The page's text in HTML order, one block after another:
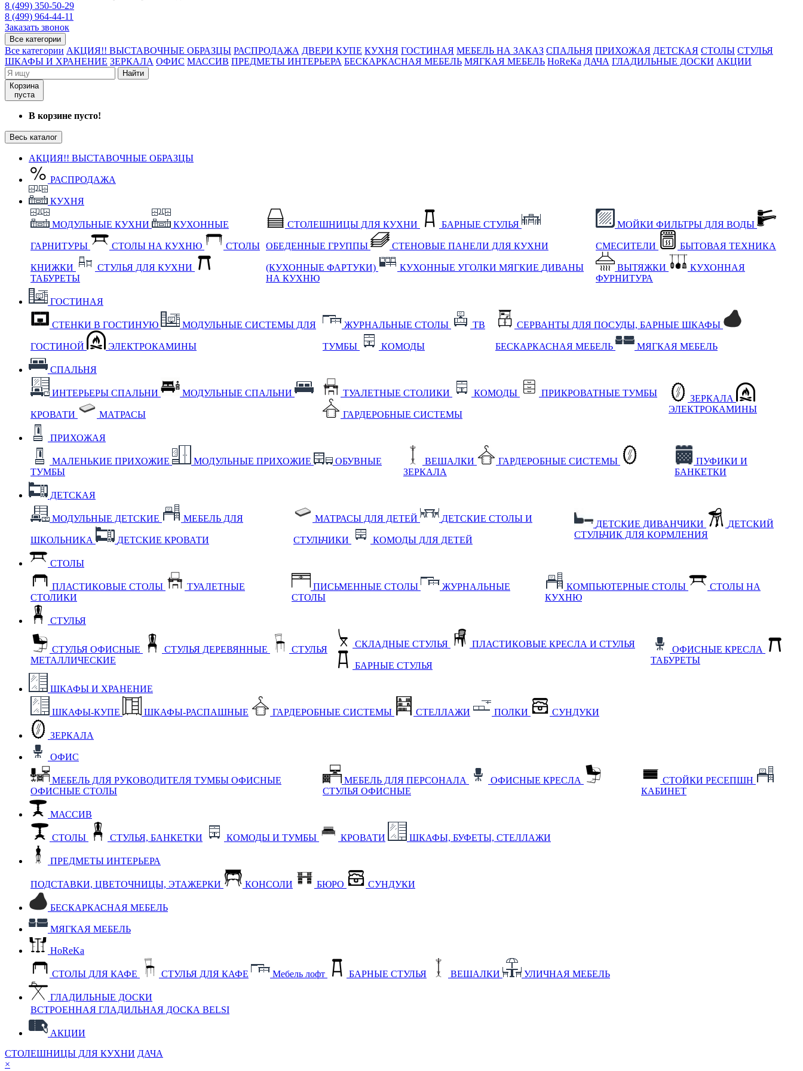
8 (499) 350-50-29
8 (499) 964-44-11
Заказать звонок
Все категории
Все категории АКЦИЯ!! ВЫСТАВОЧНЫЕ ОБРАЗЦЫ РАСПРОДАЖА ДВЕРИ КУПЕ КУХНЯ ГОСТИНАЯ МЕБЕЛЬ НА ЗАКАЗ СПАЛЬНЯ ПРИХОЖАЯ ДЕТСКАЯ СТОЛЫ СТУЛЬЯ
ШКАФЫ И ХРАНЕНИЕ ЗЕРКАЛА ОФИС МАССИВ ПРЕДМЕТЫ ИНТЕРЬЕРА БЕСКАРКАСНАЯ МЕБЕЛЬ МЯГКАЯ МЕБЕЛЬ HoReKa ДАЧА ГЛАДИЛЬНЫЕ ДОСКИ АКЦИИ
Найти
Корзина
пуста
В корзине пусто!
Весь каталог
АКЦИЯ!! ВЫСТАВОЧНЫЕ ОБРАЗЦЫ
РАСПРОДАЖА
КУХНЯ
МОДУЛЬНЫЕ КУХНИ КУХОННЫЕ
ГАРНИТУРЫ СТОЛЫ НА КУХНЮ СТОЛЫ
КНИЖКИ
СТУЛЬЯ ДЛЯ КУХНИ
ТАБУРЕТЫ
СТОЛЕШНИЦЫ ДЛЯ КУХНИ БАРНЫЕ СТУЛЬЯ
ОБЕДЕННЫЕ ГРУППЫ СТЕНОВЫЕ ПАНЕЛИ ДЛЯ КУХНИ
(КУХОННЫЕ ФАРТУКИ) КУХОННЫЕ УГОЛКИ МЯГКИЕ ДИВАНЫ
НА КУХНЮ
МОЙКИ ФИЛЬТРЫ ДЛЯ ВОДЫ
СМЕСИТЕЛИ БЫТОВАЯ ТЕХНИКА
ВЫТЯЖКИ
КУХОННАЯ
ФУРНИТУРА
ГОСТИНАЯ
СТЕНКИ В ГОСТИНУЮ МОДУЛЬНЫЕ СИСТЕМЫ ДЛЯ
ГОСТИНОЙ ЭЛЕКТРОКАМИНЫ
ЖУРНАЛЬНЫЕ СТОЛЫ ТВ
ТУМБЫ КОМОДЫ
СЕРВАНТЫ ДЛЯ ПОСУДЫ, БАРНЫЕ ШКАФЫ
БЕСКАРКАСНАЯ МЕБЕЛЬ МЯГКАЯ МЕБЕЛЬ
СПАЛЬНЯ
ИНТЕРЬЕРЫ СПАЛЬНИ МОДУЛЬНЫЕ СПАЛЬНИ
КРОВАТИ МАТРАСЫ
ТУАЛЕТНЫЕ СТОЛИКИ КОМОДЫ ПРИКРОВАТНЫЕ ТУМБЫ
ГАРДЕРОБНЫЕ СИСТЕМЫ
ЗЕРКАЛА
ЭЛЕКТРОКАМИНЫ
ПРИХОЖАЯ
МАЛЕНЬКИЕ ПРИХОЖИЕ МОДУЛЬНЫЕ ПРИХОЖИЕ
ОБУВНЫЕ
ТУМБЫ
ВЕШАЛКИ
ГАРДЕРОБНЫЕ СИСТЕМЫ
ЗЕРКАЛА
ПУФИКИ И
БАНКЕТКИ
ДЕТСКАЯ
МОДУЛЬНЫЕ ДЕТСКИЕ МЕБЕЛЬ ДЛЯ
ШКОЛЬНИКА ДЕТСКИЕ КРОВАТИ
МАТРАСЫ ДЛЯ ДЕТЕЙ ДЕТСКИЕ СТОЛЫ И
СТУЛЬЧИКИ КОМОДЫ ДЛЯ ДЕТЕЙ
ДЕТСКИЕ ДИВАНЧИКИ
ДЕТСКИЙ
СТУЛЬЧИК ДЛЯ КОРМЛЕНИЯ
СТОЛЫ
ПЛАСТИКОВЫЕ СТОЛЫ
ТУАЛЕТНЫЕ
СТОЛИКИ
ПИСЬМЕННЫЕ СТОЛЫ
ЖУРНАЛЬНЫЕ
СТОЛЫ
КОМПЬЮТЕРНЫЕ СТОЛЫ
СТОЛЫ НА
КУХНЮ
СТУЛЬЯ
СТУЛЬЯ ОФИСНЫЕ СТУЛЬЯ ДЕРЕВЯННЫЕ
СТУЛЬЯ
МЕТАЛЛИЧЕСКИЕ
СКЛАДНЫЕ СТУЛЬЯ ПЛАСТИКОВЫЕ КРЕСЛА И СТУЛЬЯ
БАРНЫЕ СТУЛЬЯ
ОФИСНЫЕ КРЕСЛА
ТАБУРЕТЫ
ШКАФЫ И ХРАНЕНИЕ
ШКАФЫ-КУПЕ ШКАФЫ-РАСПАШНЫЕ ГАРДЕРОБНЫЕ СИСТЕМЫ СТЕЛЛАЖИ ПОЛКИ СУНДУКИ
ЗЕРКАЛА
ОФИС
МЕБЕЛЬ ДЛЯ РУКОВОДИТЕЛЯ ТУМБЫ ОФИСНЫЕ
ОФИСНЫЕ СТОЛЫ
МЕБЕЛЬ ДЛЯ ПЕРСОНАЛА
ОФИСНЫЕ КРЕСЛА
СТУЛЬЯ ОФИСНЫЕ
СТОЙКИ РЕСЕПШН
КАБИНЕТ
МАССИВ
СТОЛЫ СТУЛЬЯ, БАНКЕТКИ КОМОДЫ И ТУМБЫ КРОВАТИ ШКАФЫ, БУФЕТЫ, СТЕЛЛАЖИ
ПРЕДМЕТЫ ИНТЕРЬЕРА
ПОДСТАВКИ, ЦВЕТОЧНИЦЫ, ЭТАЖЕРКИ КОНСОЛИ БЮРО СУНДУКИ
БЕСКАРКАСНАЯ МЕБЕЛЬ
МЯГКАЯ МЕБЕЛЬ
HoReKa
СТОЛЫ ДЛЯ КАФЕ СТУЛЬЯ ДЛЯ КАФЕ Мебель лофт БАРНЫЕ СТУЛЬЯ ВЕШАЛКИ УЛИЧНАЯ МЕБЕЛЬ
ГЛАДИЛЬНЫЕ ДОСКИ
ВСТРОЕННАЯ ГЛАДИЛЬНАЯ ДОСКА BELSI
АКЦИИ
СТОЛЕШНИЦЫ ДЛЯ КУХНИ ДАЧА
×